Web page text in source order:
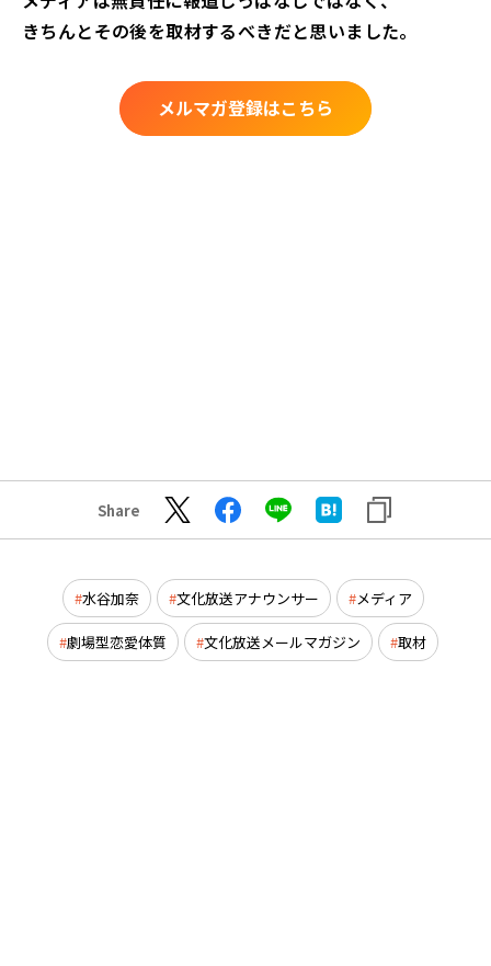
きちんとその後を取材するべきだと思いました。
メルマガ登録はこちら
Share
水谷加奈 文化放送アナウンサー メディア
劇場型恋愛体質 文化放送メールマガジン 取材